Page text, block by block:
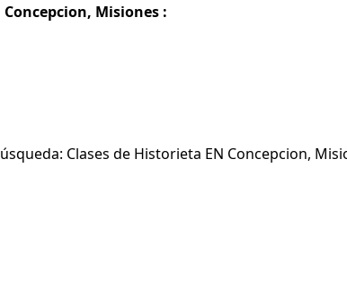
Misiones :
Clases de Historieta EN Concepcion,